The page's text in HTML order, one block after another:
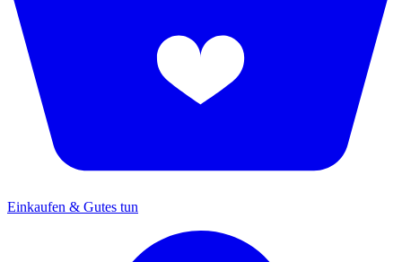
Einkaufen & Gutes tun